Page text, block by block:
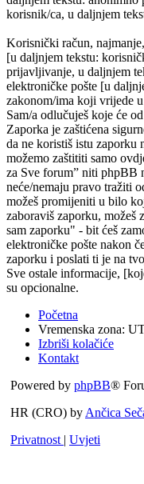
korisnik/ca, u daljnjem
Korisnički račun,
[u daljnjem tekstu:
prijavljivanje, u daljnjem
elektroničke pošte [u
zakonom/ima koji vrijede
Sam/a odlučuješ koje će
Zaporka je zaštićena
da ne koristiš istu zaporku
možemo zaštititi samo
za Sve forum” niti phpBB
neće/nemaju pravo tražiti
možeš promijeniti u bilo
zaboraviš zaporku, možeš
sam zaporku" - bit ćeš
elektroničke pošte nakon
zaporku i poslati ti je na
Sve ostale informacije,
su opcionalne.
Početna
Vremenska zona:
Izbriši kolačiće
Kontakt
Powered by phpBB®
HR (CRO) by Ančica
Privatnost | Uvjeti